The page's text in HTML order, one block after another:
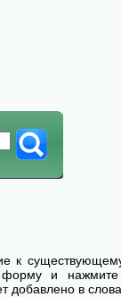
к
форму и нажмите
добавлено в